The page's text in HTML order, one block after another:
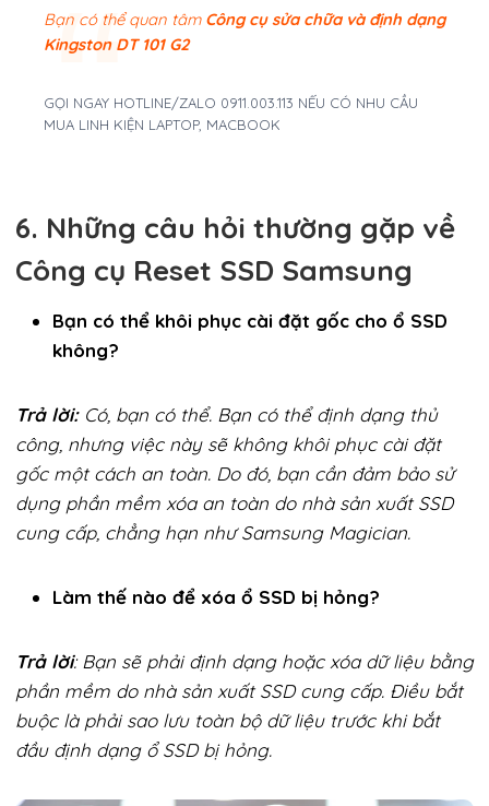
Bạn có thể quan tâm Công cụ sửa chữa và định dạng
Kingston DT 101 G2
GỌI NGAY HOTLINE/ZALO 0911.003.113 NẾU CÓ NHU CẦU
MUA LINH KIỆN LAPTOP, MACBOOK
6. Những câu hỏi thường gặp về
Công cụ Reset SSD Samsung
Bạn có thể khôi phục cài đặt gốc cho ổ SSD
không?
Trả lời:Có, bạn có thể. Bạn có thể định dạng thủ
công, nhưng việc này sẽ không khôi phục cài đặt
gốc một cách an toàn. Do đó, bạn cần đảm bảo sử
dụng phần mềm xóa an toàn do nhà sản xuất SSD
cung cấp, chẳng hạn như Samsung Magician.
Làm thế nào để xóa ổ SSD bị hỏng?
Trả lời: Bạn sẽ phải định dạng hoặc xóa dữ liệu bằng
phần mềm do nhà sản xuất SSD cung cấp. Điều bắt
buộc là phải sao lưu toàn bộ dữ liệu trước khi bắt
đầu định dạng ổ SSD bị hỏng.